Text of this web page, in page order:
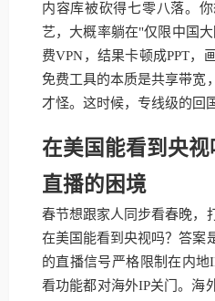
内容库被砍得七零八落。
艺，大概率躺在"仅限中国
费VPN，结果卡顿成PPT，
免费工具的本质是共享带宽
才怪。这时候，专线级的回
在美国能看到央
直播的困境
春节想跟家人同步看春晚，
在美国能看到央视吗？答案
的直播信号严格限制在内地
看功能都对海外IP关门。海